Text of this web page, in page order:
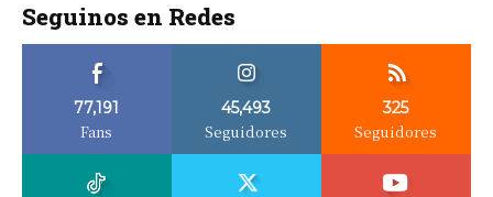
Seguinos en Redes
77,191
Fans
45,493
Seguidores
325
Seguidores